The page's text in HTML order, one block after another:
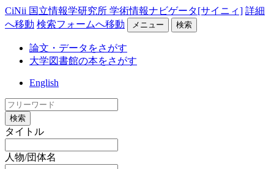
CiNii 国立情報学研究所 学術情報ナビゲータ[サイニィ] 詳細
へ移動 検索フォームへ移動 メニュー 検索
論文・データをさがす
大学図書館の本をさがす
English
検索
タイトル
人物/団体名